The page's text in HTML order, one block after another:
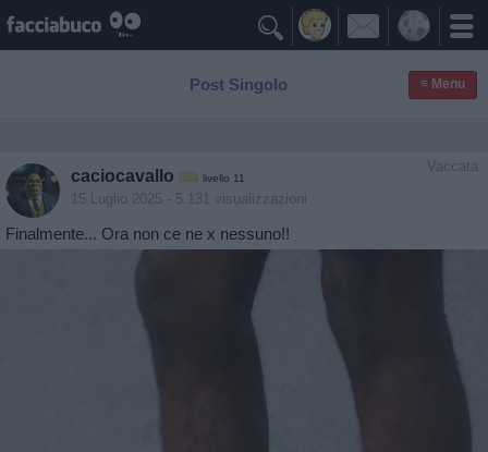

Post Singolo ≡ Menu
Vaccata
caciocavallo livello 11
15 Luglio 2025 - 5.131 visualizzazioni
Finalmente... Ora non ce ne x nessuno!!